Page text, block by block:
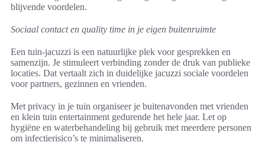
blijvende voordelen.
Sociaal contact en quality time in je eigen buitenruimte
Een tuin-jacuzzi is een natuurlijke plek voor gesprekken en
samenzijn. Je stimuleert verbinding zonder de druk van publieke
locaties. Dat vertaalt zich in duidelijke jacuzzi sociale voordelen
voor partners, gezinnen en vrienden.
Met privacy in je tuin organiseer je buitenavonden met vrienden
en klein tuin entertainment gedurende het hele jaar. Let op
hygiëne en waterbehandeling bij gebruik met meerdere personen
om infectierisico’s te minimaliseren.